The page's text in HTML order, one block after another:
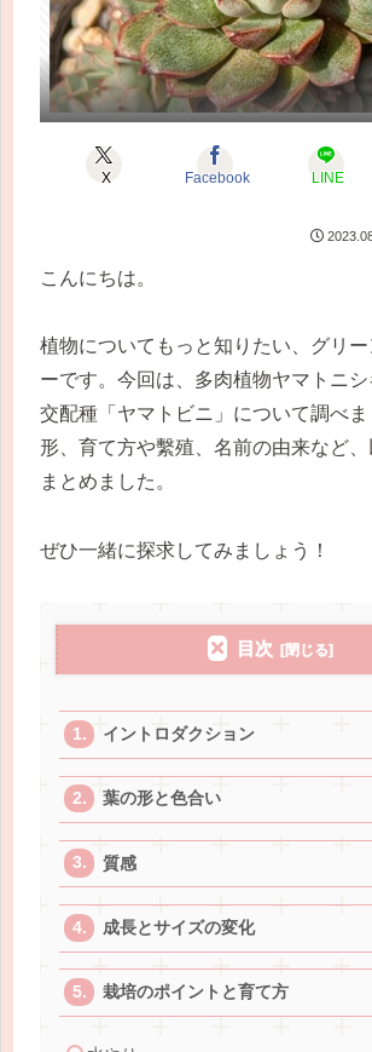
X Facebook LINE
こんにちは。
植物についてもっと知りたい、グリー
ーです。今回は、多肉植物ヤマトニ
交配種「ヤマトビニ」について調べ
形、育て方や繫殖、名前の由来など
まとめました。
ぜひ一緒に探求してみましょう！
目次
イントロダクション
葉の形と色合い
質感
成長とサイズの変化
栽培のポイントと育て方